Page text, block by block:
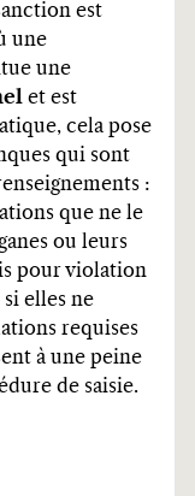
est
une
une
et est
cela pose
qui sont
:
que ne le
ou leurs
pour violation
elles ne
requises
à une peine
de saisie.